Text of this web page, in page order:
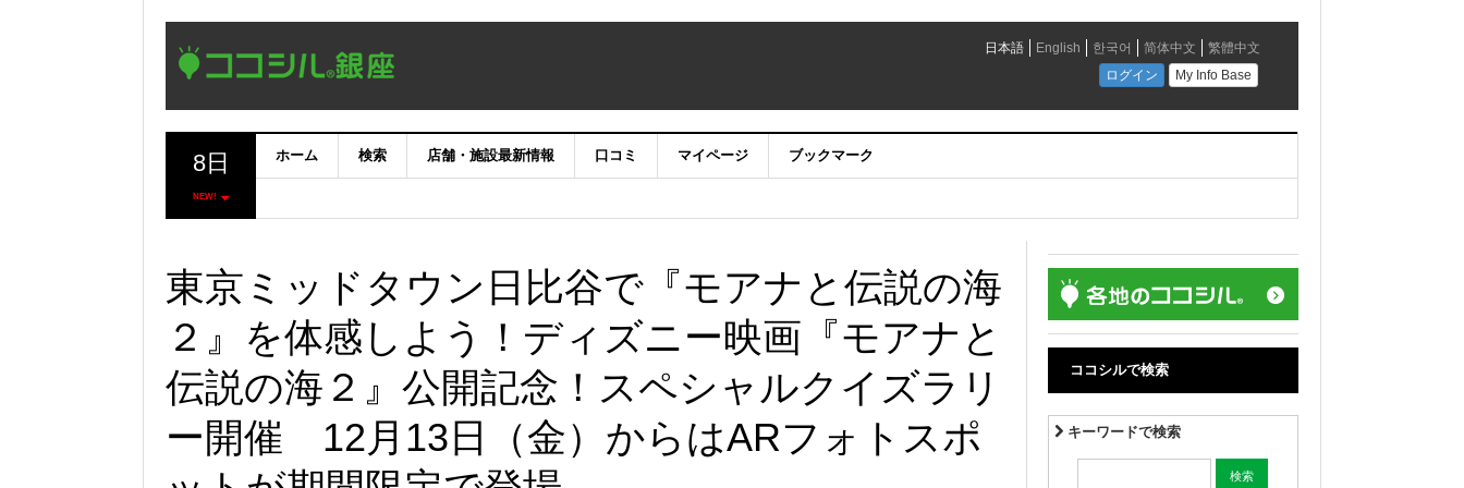
8日
NEW!
ホーム 検索 店舗・施設最新情報 口コミ マイページ ブックマーク
東京ミッドタウン日比谷で『モアナと伝説の海
２』を体感しよう！ディズニー映画『モアナと
伝説の海２』公開記念！スペシャルクイズラリ
ー開催 12月13日（金）からはARフォトスポ
ココシルで検索
キーワードで検索